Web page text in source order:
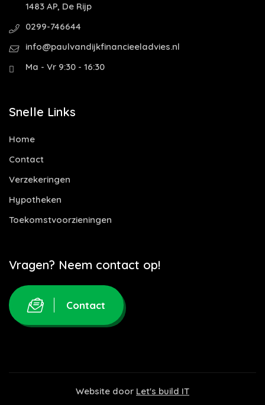
1483 AP, De Rijp
0299-746644
info@paulvandijkfinancieeladvies.nl
Ma - Vr 9:30 - 16:30
Snelle Links
Home
Contact
Verzekeringen
Hypotheken
Toekomstvoorzieningen
Vragen? Neem contact op!
Contact
Website door Let's build IT